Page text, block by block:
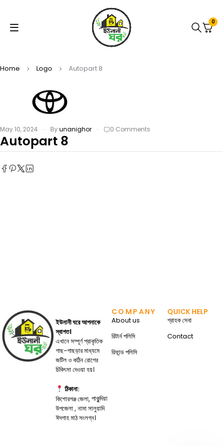
0
Home Logo Autopart 8
May 10, 2024 Byunanighor 0 Comments
Autopart 8
ইউনানী ঘরে আপনাকে
স্বাগত।
এখানে সম্পূর্ণ প্রাকৃতিক
গাছ-গাছড়ার মাধ্যমে
জটিল ও কঠিন রোগের
চিকিৎসা দেওয়া হয়।
ঠিকানা:
কিশোরগঞ্জ জেলা, পাকুন্দিয়া
উপজেলা , নামা সালুয়াদি
ঈদগাহ মাঠ সংলগ্ন।
COMPANY
About us
রিটার্ন পলিসি
রিফান্ড পলিসি
QUICK HELP
গ্রাহক সেবা
Contact